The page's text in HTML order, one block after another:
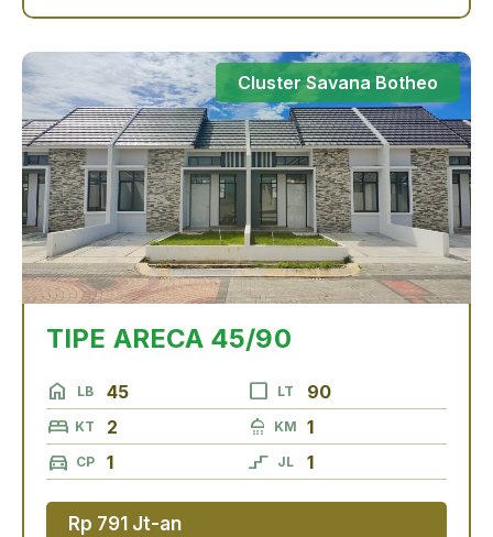
Cluster Savana Botheo
TIPE ARECA 45/90
home LB 45 check_box_outline_blank LT 90
bed KT 2 shower KM 1
directions_car CP 1 stairs_2 JL 1
Rp 791 Jt-an